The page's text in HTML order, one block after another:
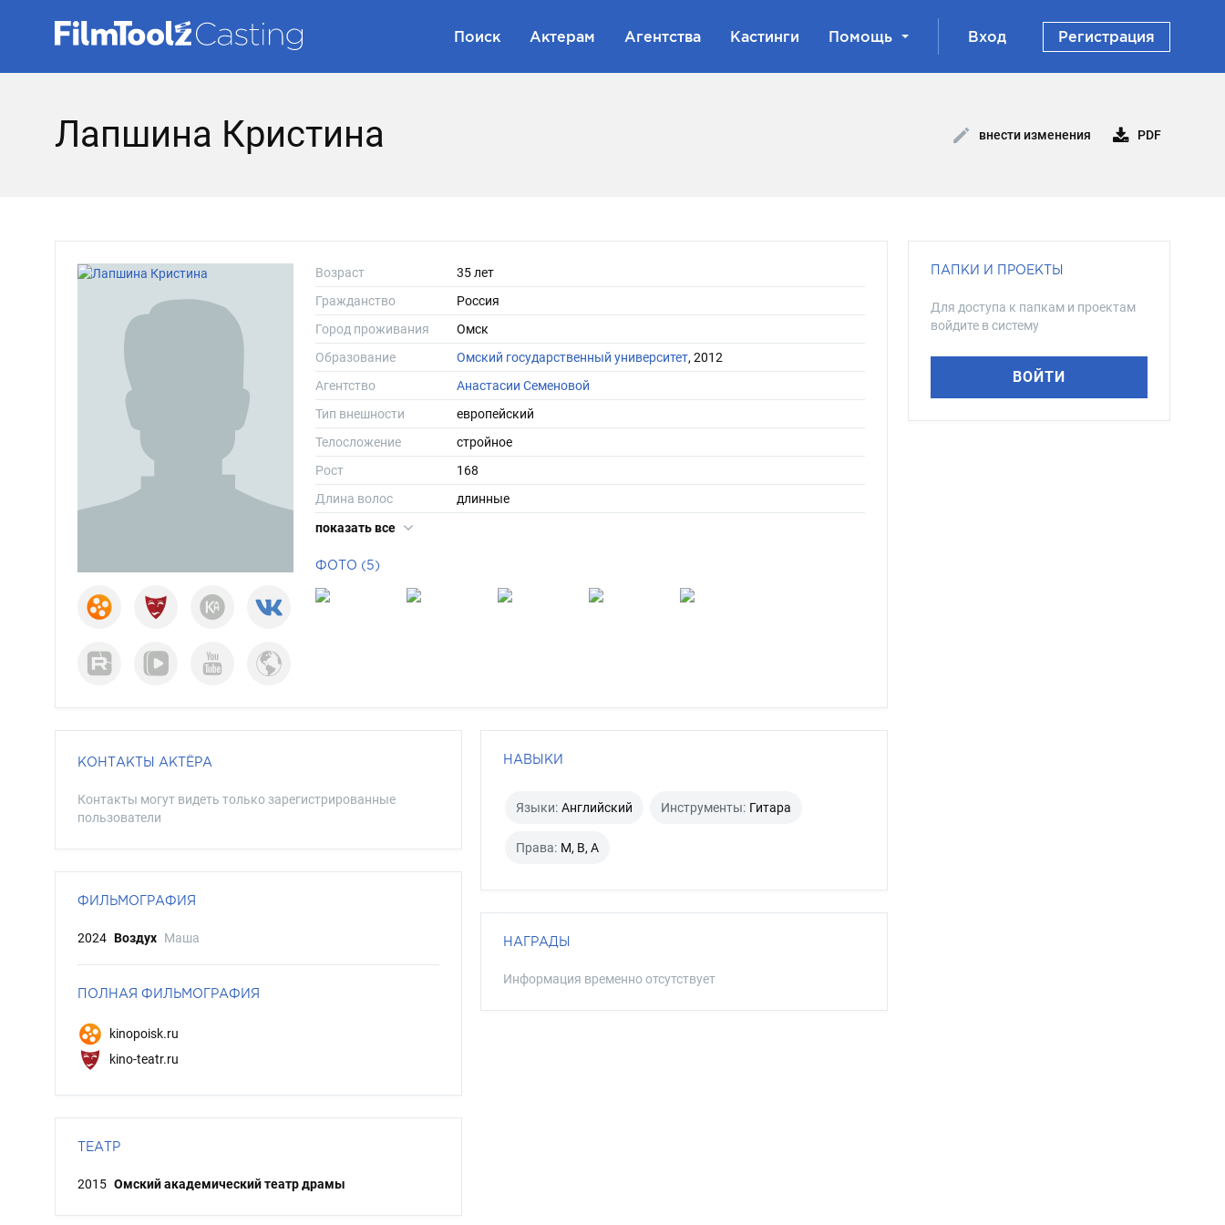
Поиск Актерам Агентства Кастинги Помощь Вход Регистрация
Лапшина Кристина внести изменения PDF
Возраст
35 лет
Гражданство
Россия
Город проживания
Омск
Образование
Омский государственный университет, 2012
Агентство
Анастасии Семеновой
Тип внешности
европейский
Телосложение
стройное
Рост
168
Длина волос
длинные
Цвет волос
показать все
ФОТО (5)
КОНТАКТЫ АКТЁРА
Контакты могут видеть только зарегистрированные
пользователи
ФИЛЬМОГРАФИЯ
2024 Воздух Маша
ПОЛНАЯ ФИЛЬМОГРАФИЯ
kinopoisk.ru
kino-teatr.ru
ТЕАТР
2015 Омский академический театр драмы
НАВЫКИ
Языки: Английский Инструменты: Гитара
Права: M, B, A
НАГРАДЫ
Информация временно отсутствует
ПАПКИ И ПРОЕКТЫ
Для доступа к папкам и проектам
войдите в систему
ВОЙТИ